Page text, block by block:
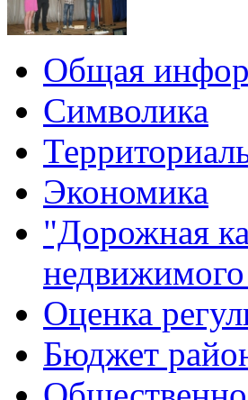
Общая
Символика
Экономика
"Дорожная
Оценка
Бюджет